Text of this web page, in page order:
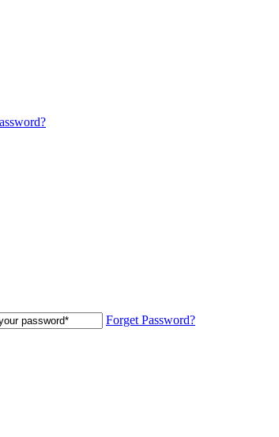
Forget Password?